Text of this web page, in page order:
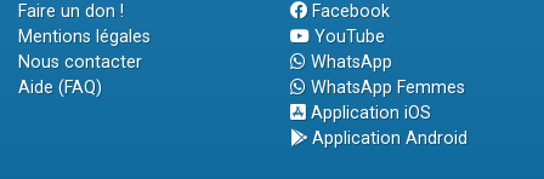
Faire un don !
Mentions légales
Nous contacter
Aide (FAQ)
Facebook
YouTube
WhatsApp
WhatsApp Femmes
Application iOS
Application Android